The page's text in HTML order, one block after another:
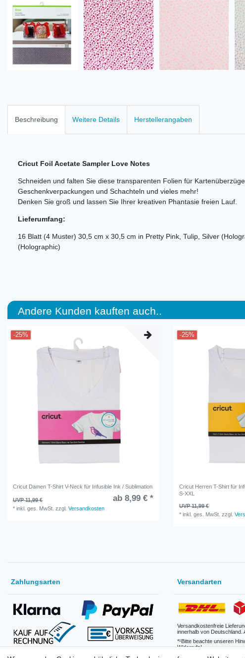
Beschreibung Weitere Details Herstellerangaben
Cricut Foil Acetate Sampler Love Notes
Schneiden und falten Sie diese transparenten Folien für
Geschenkverpackungen und Schachteln und vieles mehr!
Denken Sie groß und lassen Sie Ihrer kreativen Phantasie freien Lauf.
Lieferumfang:
16 Blatt (4 Muster) 30,5 cm x 30,5 cm in Pretty Pink, Tulip, Silver
(Holographic)
Andere Kunden kauften auch..
-25%
Cricut Damen T-Shirt V-Neck für Infusible Ink / Sublimation
UVP 11,99 € ab 8,99 € *
*inkl. ges. MwSt. zzgl.Versandkosten
-25%
Cricut Herren T-Shirt für
S-XXL
UVP 11,99 €
*inkl. ges. MwSt. zzgl.
Zahlungsarten Versandarten
Versandkostenfreie
innerhalb von Deutschland.
*¹Bitte beachte unseren
Widerrufs!